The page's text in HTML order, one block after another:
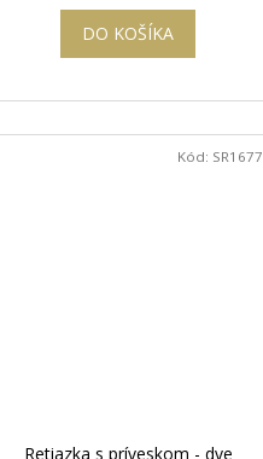
DO KOŠÍKA
Retiazka s príveskom - dve
Kód: SR1677